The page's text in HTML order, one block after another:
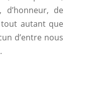
d’honneur, de
autant que
d’entre nous